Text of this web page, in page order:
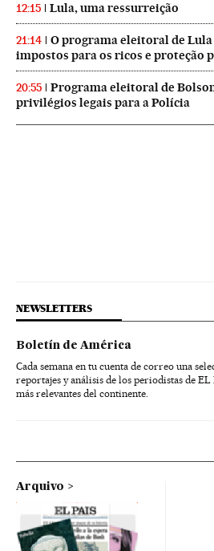
12:15 Lula, uma ressurreição
21:14
O programa eleitoral de Lula
impostos para os ricos e proteção
20:55
Programa eleitoral de
privilégios legais para a Polícia
NEWSLETTERS
Boletín de América
Cada semana en tu cuenta de correo una
reportajes y análisis de los periodistas de
más relevantes del continente.
Arquivo